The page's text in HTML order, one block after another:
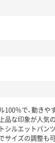
100％で、動きや
品な印象が人気
ルエットパン
サイズの調整も可